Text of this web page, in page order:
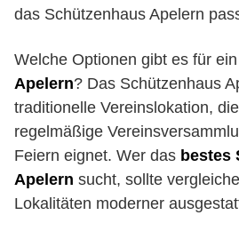
das Schützenhaus Apelern
Welche Optionen gibt es für ein
Apelern? Das Schützenhaus
traditionelle Vereinslokation,
regelmäßige
Feiern eignet. Wer das bestes
Apelern sucht, sollte
Lokalitäten moderner